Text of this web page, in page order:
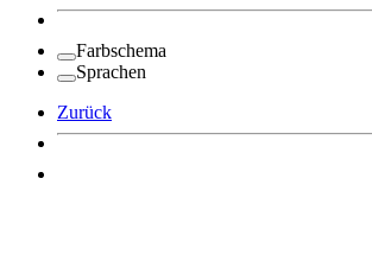
Farbschema
Sprachen
Zurück